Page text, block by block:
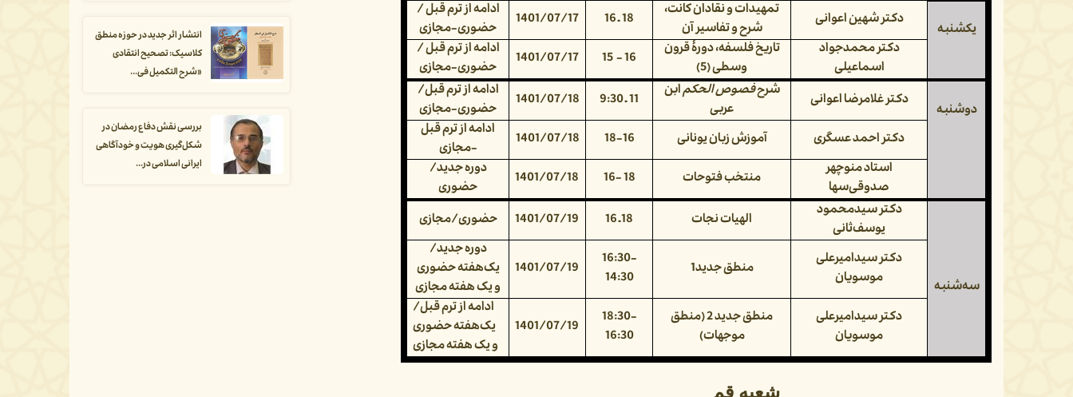
یکشنبه
دکتر شهین اعوانی
تمهیدات و نقادان کانت،
شرح و تفاسیر آن
18 ـ 16 1401/07/17
ادامه از ترم قبل /
حضوری-مجازی
دکتر محمدجواد
اسماعیلی
تاریخ فلسفه، دورۀ قرون
وسطی (5)
16 - 15
1401/07/17
ادامه از ترم قبل /
حضوری-مجازی
دوشنبه
دکتر غلامرضا اعوانی شرحفصوص الحکمابن
عربی
11 ـ 9:30 1401/07/18
ادامه از ترم قبل/
حضوری-مجازی
دکتر احمد عسگری
آموزش زبان یونانی 18-16
1401/07/18
ادامه از ترم قبل
-مجازی
استاد منوچهر
صدوقی‌سها
منتخب فتوحات 18 -16
1401/07/18
دوره جدید/
حضوری
سه‌شنبه
دکتر سیدمحمود
یوسف‌ثانی
الهیات نجات 18ـ 16 1401/07/19 حضوری/مجازی
دکتر سیدامیرعلی
موسویان
منطق جدید1
16:30-
14:30
1401/07/19
دوره جدید/
یک‌هفته حضوری
و یک هفته مجازی
دکتر سیدامیرعلی
موسویان
منطق جدید 2 (منطق
موجهات)
18:30-
16:30
1401/07/19
ادامه از ترم قبل/
یک‌هفته حضوری
و یک هفته مجازی
شعبه قم
انتشار اثر جدید در حوزه منطق
کلاسیک: تصحیح انتقادی
«شرح التکمیل فی...
بررسی نقش دفاع رمضان در
شکل‌گیری هویت و خودآگاهی
ایرانی اسلامی در...